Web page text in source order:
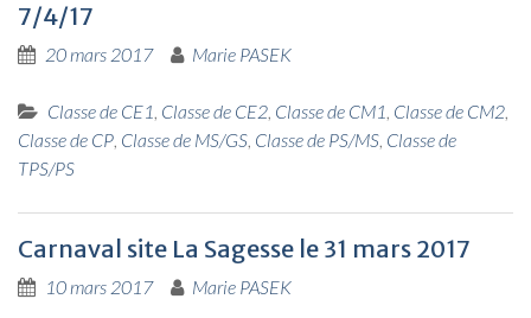
7/4/17
20 mars 2017 Marie PASEK
Classe de CE1, Classe de CE2, Classe de CM1, Classe de CM2,
Classe de CP, Classe de MS/GS, Classe de PS/MS, Classe de
TPS/PS
Carnaval site La Sagesse le 31 mars 2017
10 mars 2017 Marie PASEK